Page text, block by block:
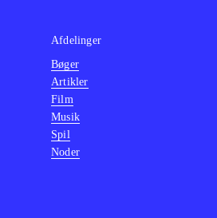
Afdelinger
Bøger
Artikler
Film
Musik
Spil
Noder